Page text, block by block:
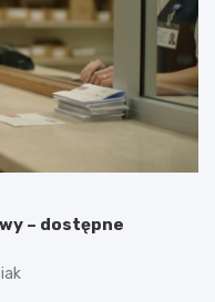
– dostępne